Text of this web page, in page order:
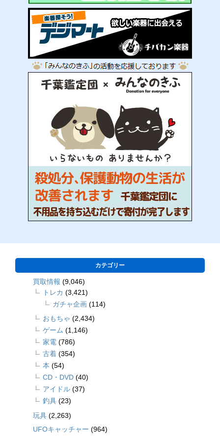
カテゴリー
買取情報 (9,046)
トレカ (3,421)
ガチャ企画 (114)
おもちゃ (2,434)
ゲーム (1,146)
家電 (786)
古着 (354)
本 (54)
CD・DVD (40)
アイドル (37)
釣具 (23)
玩具 (2,263)
UFOキャッチャー (964)